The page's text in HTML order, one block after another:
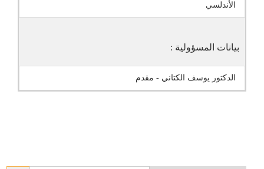
الأندلسي
بيانات المسؤولية :
الدكتور يوسف الكتاني - مقدم